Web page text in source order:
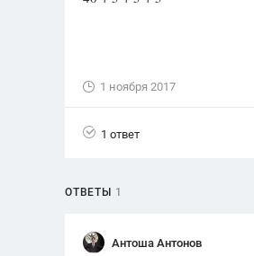
Олимпиады
Spotlight
280 ответов
1 ноября 2017
1 ответ
ОТВЕТЫ 1
Антоша Антонов